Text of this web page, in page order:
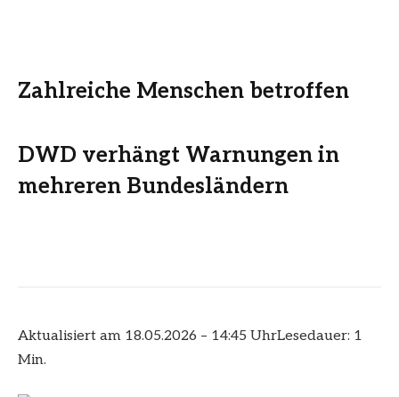
Zahlreiche Menschen betroffen
DWD verhängt Warnungen in
mehreren Bundesländern
Aktualisiert am 18.05.2026 – 14:45 UhrLesedauer: 1
Min.